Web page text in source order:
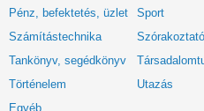
Pénz, befektetés, üzlet
Sport
Számítástechnika
Tankönyv, segédkönyv
Történelem
Utazás
Egyéb